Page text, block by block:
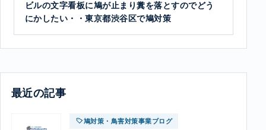
最近の記事
鳩対策・鳥害対策事業ブログ
ビルの文字看板に鳩が止まり糞を落とすのでどう
にかしたい・・東京都渋谷区で鳩対策